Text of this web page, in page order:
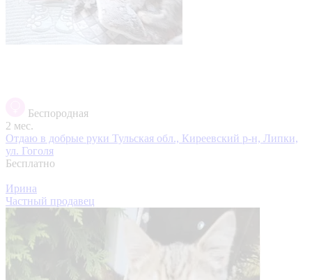
Беспородная
2 мес.
Отдаю в добрые руки Тульская обл., Киреевский р-н, Липки,
ул. Гоголя
Бесплатно
Ирина
Частный продавец